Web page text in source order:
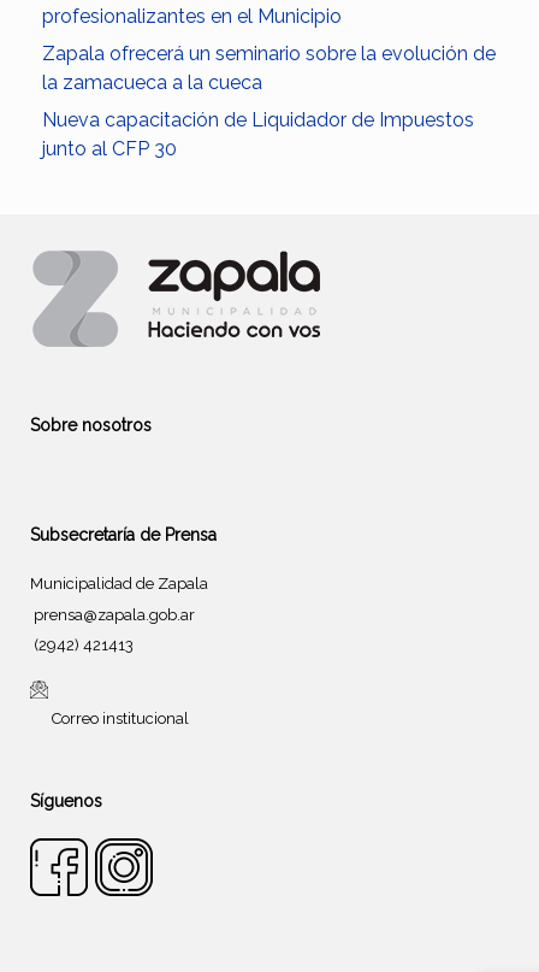
profesionalizantes en el Municipio
Zapala ofrecerá un seminario sobre la evolución de
la zamacueca a la cueca
Nueva capacitación de Liquidador de Impuestos
junto al CFP 30
Sobre nosotros
Subsecretaría de Prensa
Municipalidad de Zapala
prensa@zapala.gob.ar
(2942) 421413
Correo institucional
Síguenos